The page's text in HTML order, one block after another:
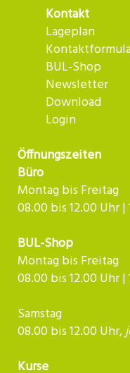
Kontakt
Lageplan
BUL-Shop
Newsletter
Download
Login
Öffnungszeiten
Büro
Montag bis Freitag
08.00 bis 12.00 Uhr
BUL-Shop
Montag bis Freitag
08.00 bis 12.00 Uhr
Samstag
08.00 bis 12.00 Uhr,
Kurse